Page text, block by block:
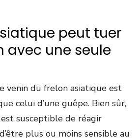
peut tuer
avec une seule
venin du frelon asiatique est
celui d’une guêpe. Bien sûr,
susceptible de réagir
plus ou moins sensible au